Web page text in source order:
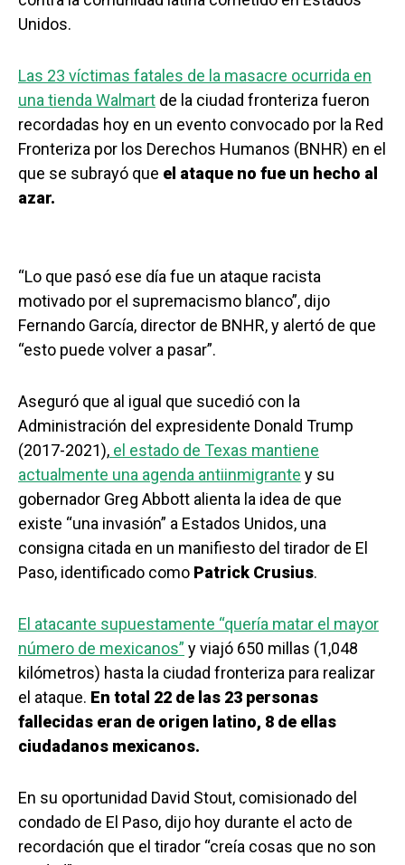
Unidos.
Las 23 víctimas fatales de la masacre ocurrida en
una tienda Walmart de la ciudad fronteriza fueron
recordadas hoy en un evento convocado por la Red
Fronteriza por los Derechos Humanos (BNHR) en el
que se subrayó que el ataque no fue un hecho al
azar.
“Lo que pasó ese día fue un ataque racista
motivado por el supremacismo blanco”, dijo
Fernando García, director de BNHR, y alertó de que
“esto puede volver a pasar”.
Aseguró que al igual que sucedió con la
Administración del expresidente Donald Trump
(2017-2021), el estado de Texas mantiene
actualmente una agenda antiinmigrante y su
gobernador Greg Abbott alienta la idea de que
existe “una invasión” a Estados Unidos, una
consigna citada en un manifiesto del tirador de El
Paso, identificado como Patrick Crusius.
El atacante supuestamente “quería matar el mayor
número de mexicanos” y viajó 650 millas (1,048
kilómetros) hasta la ciudad fronteriza para realizar
el ataque. En total 22 de las 23 personas
fallecidas eran de origen latino, 8 de ellas
ciudadanos mexicanos.
En su oportunidad David Stout, comisionado del
condado de El Paso, dijo hoy durante el acto de
recordación que el tirador “creía cosas que no son